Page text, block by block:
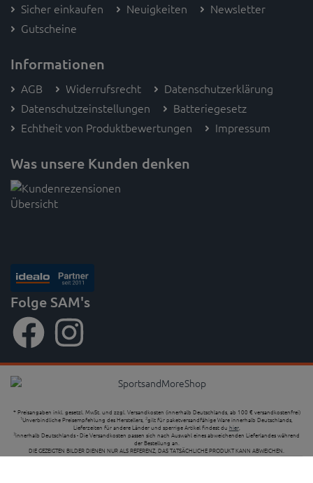
Sicher einkaufen
Neuigkeiten
Newsletter
Gutscheine
Informationen
AGB Widerrufsrecht
Datenschutzerklärung
Datenschutzeinstellungen
Batteriegesetz
Echtheit von Produktbewertungen
Impressum
Was unsere Kunden denken
Folge SAM's
* Preisangaben inkl. gesetzl. MwSt. und zzgl. Versandkosten (innerhalb Deutschlands, ab 100 € versandkostenfrei)
1Unverbindliche Preisempfehlung des Herstellers, 2gilt für paketversandfähige Ware innerhalb Deutschlands,
Lieferzeiten für andere Länder und sperrige Artikel findest du hier,
3innerhalb Deutschlands - Die Versandkosten passen sich nach Auswahl eines abweichenden Lieferlandes während
der Bestellung an.
DIE GEZEIGTEN BILDER DIENEN NUR ALS REFERENZ, DAS TATSÄCHLICHE PRODUKT KANN ABWEICHEN.